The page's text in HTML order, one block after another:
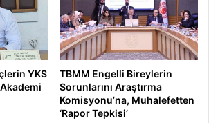
YKS
Akademi
TBMM Engelli Bireylerin
Sorunlarını Araştırma
Komisyonu’na, Muhalefetten
‘Rapor Tepkisi’